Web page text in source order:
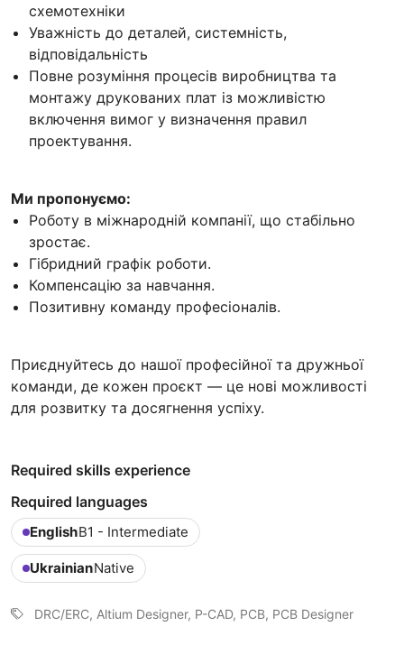
схемотехніки
Уважність до деталей, системність,
відповідальність
Повне розуміння процесів виробництва та
монтажу друкованих плат із можливістю
включення вимог у визначення правил
проектування.
Ми пропонуємо:
Роботу в міжнародній компанії, що стабільно
зростає.
Гібридний графік роботи.
Компенсацію за навчання.
Позитивну команду професіоналів.
Приєднуйтесь до нашої професійної та дружньої
команди, де кожен проєкт — це нові можливості
для розвитку та досягнення успіху.
Required skills experience
Required languages
EnglishB1 - Intermediate
UkrainianNative
DRC/ERC, Altium Designer, P-CAD, PCB, PCB Designer